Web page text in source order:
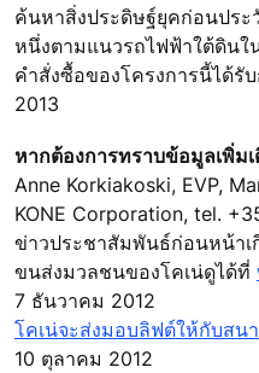
ค้นหาสิ่งประดิษฐ์ยุคก่อนปร
หนึ่งตามแนวรถไฟฟ้าใต้ดินใ
คำสั่งซื้อของโครงการนี้ได้รั
2013
หากต้องการทราบข้อมูลเพิ่ม
Anne Korkiakoski, EVP,
KONE Corporation, tel.
ข่าวประชาสัมพันธ์ก่อนหน้าเ
ขนส่งมวลชนของโคเน่ดูได้ที่
7 ธันวาคม 2012
โคเน่จะส่งมอบลิฟต์ให้กับสน
10 ตุลาคม 2012